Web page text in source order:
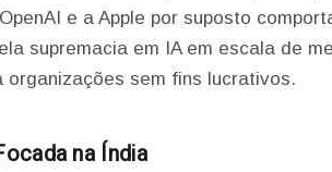
e a Apple por suposto
supremacia em IA em escala de
organizações sem fins lucrativos.
na Índia